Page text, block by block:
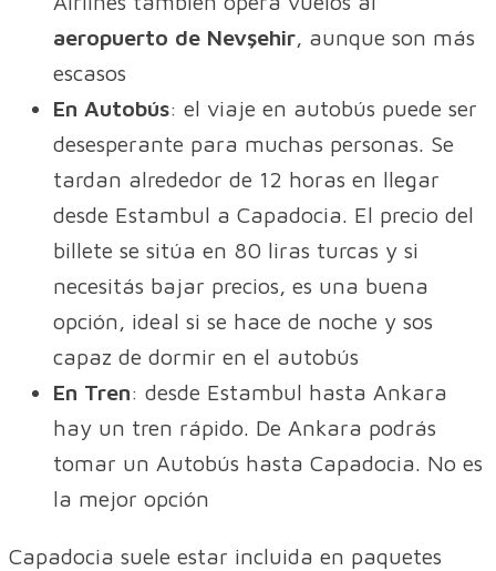
aeropuerto de Nevşehir, aunque son más
escasos
En Autobús: el viaje en autobús puede ser
desesperante para muchas personas. Se
tardan alrededor de 12 horas en llegar
desde Estambul a Capadocia. El precio del
billete se sitúa en 80 liras turcas y si
necesitás bajar precios, es una buena
opción, ideal si se hace de noche y sos
capaz de dormir en el autobús
En Tren: desde Estambul hasta Ankara
hay un tren rápido. De Ankara podrás
tomar un Autobús hasta Capadocia. No es
la mejor opción
Capadocia suele estar incluida en paquetes